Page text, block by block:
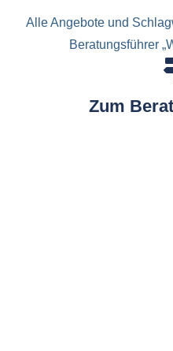
Alle Angebote und
Beratungsführer
Zum